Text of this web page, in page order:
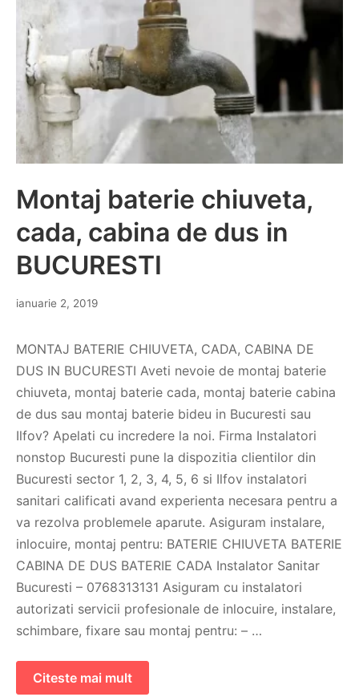
Montaj baterie chiuveta,
cada, cabina de dus in
BUCURESTI
ianuarie 2, 2019
MONTAJ BATERIE CHIUVETA, CADA, CABINA DE
DUS IN BUCURESTI Aveti nevoie de montaj baterie
chiuveta, montaj baterie cada, montaj baterie cabina
de dus sau montaj baterie bideu in Bucuresti sau
Ilfov? Apelati cu incredere la noi. Firma Instalatori
nonstop Bucuresti pune la dispozitia clientilor din
Bucuresti sector 1, 2, 3, 4, 5, 6 si Ilfov instalatori
sanitari calificati avand experienta necesara pentru a
va rezolva problemele aparute. Asiguram instalare,
inlocuire, montaj pentru: BATERIE CHIUVETA BATERIE
CABINA DE DUS BATERIE CADA Instalator Sanitar
Bucuresti – 0768313131 Asiguram cu instalatori
autorizati servicii profesionale de inlocuire, instalare,
schimbare, fixare sau montaj pentru: – …
Citeste mai mult